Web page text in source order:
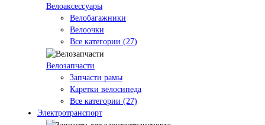
Велоаксессуары
Велобагажники
Велоочки
Все категории (27)
Велозапчасти
Запчасти рамы
Каретки велосипеда
Все категории (27)
Электротранспорт